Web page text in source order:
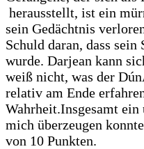
herausstellt, ist ein
sein Gedächtnis
Schuld daran, dass sein
wurde. Darjean kann
weiß nicht, was der
relativ am Ende
Wahrheit.Insgesamt
mich überzeugen
von 10 Punkten.